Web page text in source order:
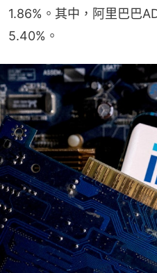
1.86%。其中，阿里巴巴
5.40%。